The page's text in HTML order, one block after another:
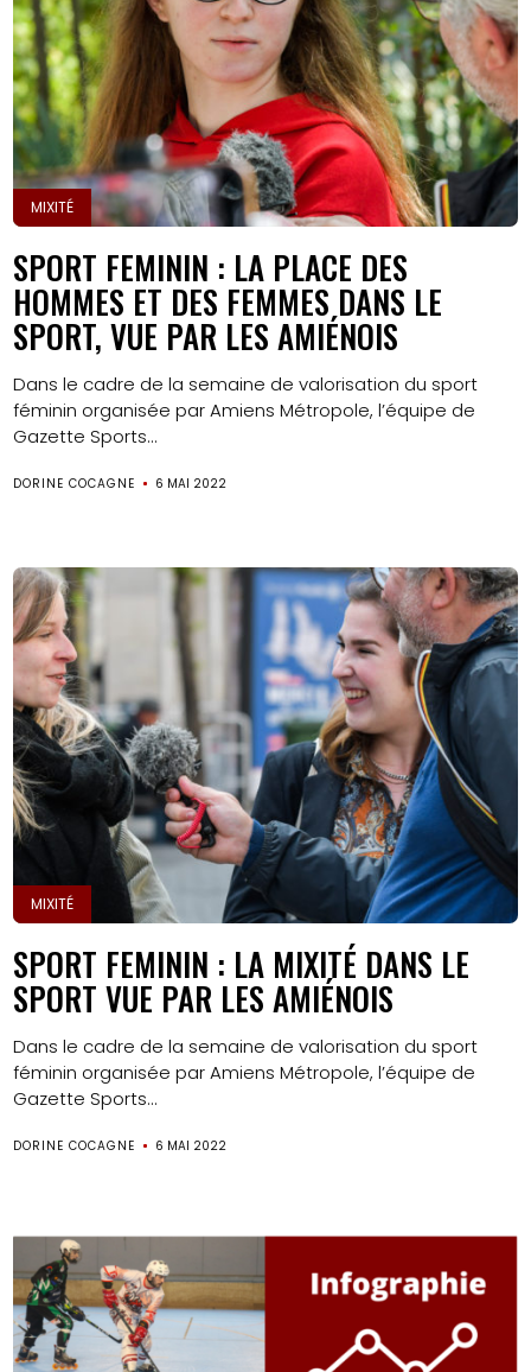
MIXITÉ
SPORT FEMININ : LA PLACE DES
HOMMES ET DES FEMMES DANS LE
SPORT, VUE PAR LES AMIÉNOIS
Dans le cadre de la semaine de valorisation du sport
féminin organisée par Amiens Métropole, l’équipe de
Gazette Sports...
DORINE COCAGNE 6 MAI 2022
MIXITÉ
SPORT FEMININ : LA MIXITÉ DANS LE
SPORT VUE PAR LES AMIÉNOIS
Dans le cadre de la semaine de valorisation du sport
féminin organisée par Amiens Métropole, l’équipe de
Gazette Sports...
DORINE COCAGNE 6 MAI 2022